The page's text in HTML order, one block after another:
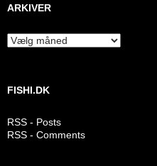
ARKIVER
Arkiver
FISHI.DK
RSS - Posts
RSS - Comments